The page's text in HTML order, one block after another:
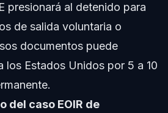
presionará al detenido para
de salida voluntaria o
documentos puede
los Estados Unidos por 5 a 10
del caso EOIR de